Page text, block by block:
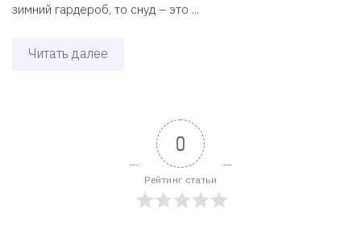
зимний гардероб, то снуд – это ...
Читать далее
0
Рейтинг статьи